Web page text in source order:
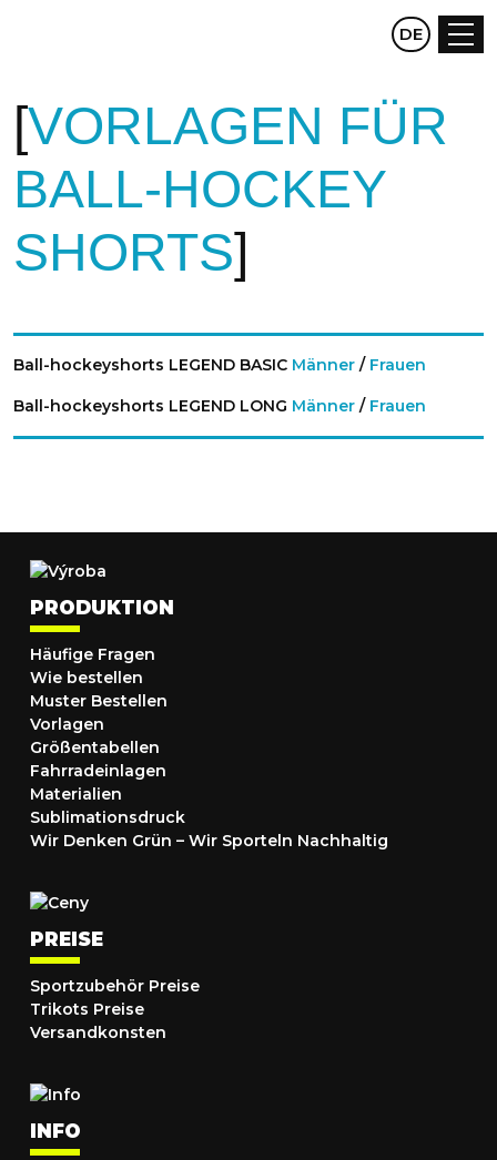
CZ EN
DE
VORLAGEN FÜR
BALL-HOCKEY
SHORTS
Ball-hockeyshorts LEGEND BASIC Männer / Frauen
Ball-hockeyshorts LEGEND LONG Männer / Frauen
PRODUKTION
Häufige Fragen
Wie bestellen
Muster Bestellen
Vorlagen
Größentabellen
Fahrradeinlagen
Materialien
Sublimationsdruck
Wir Denken Grün – Wir Sporteln Nachhaltig
PREISE
Sportzubehör Preise
Trikots Preise
Versandkonsten
INFO